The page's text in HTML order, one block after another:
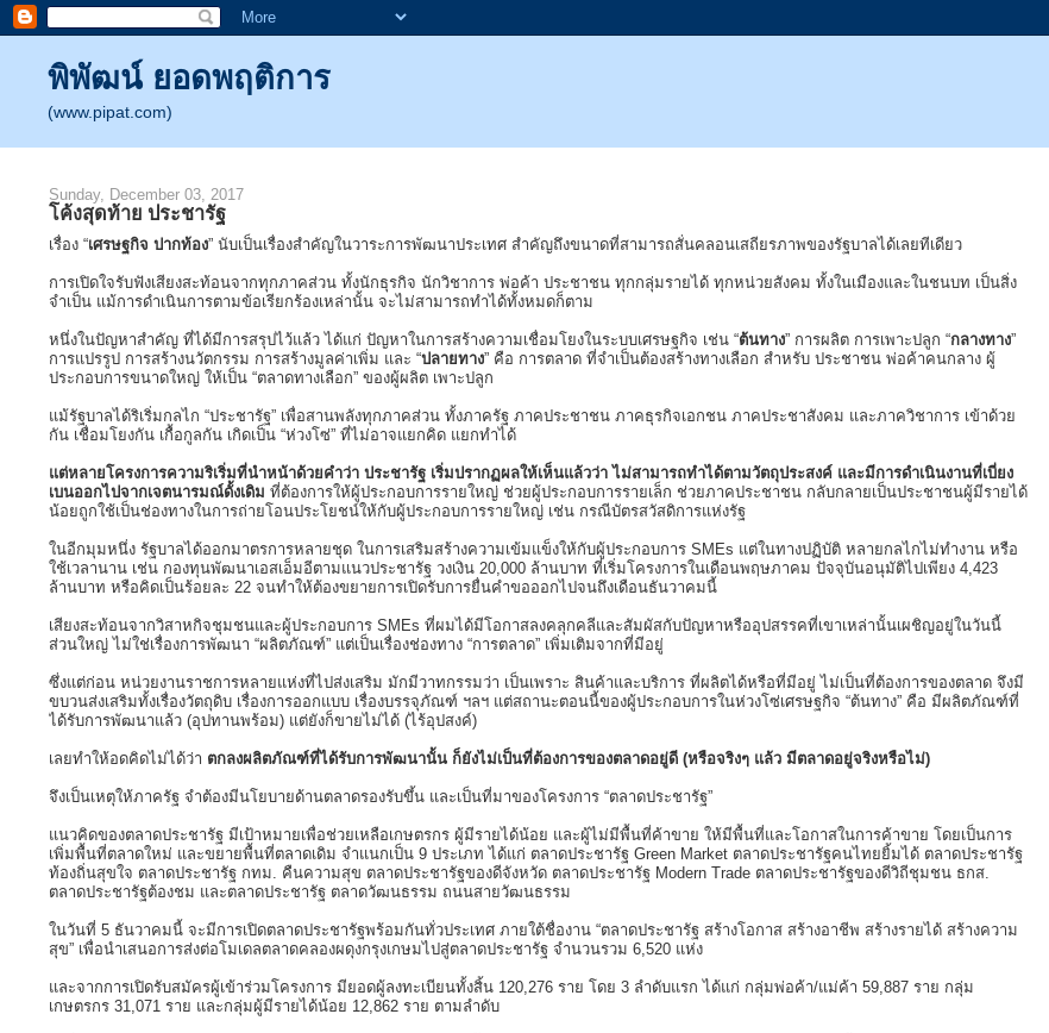
พิพัฒน์ ยอดพฤติการ
(www.pipat.com)
Sunday, December 03, 2017
โค้งสุดท้าย ประชารัฐ
เรื่อง “เศรษฐกิจ ปากท้อง” นับเป็นเรื่องสำคัญในวาระการพัฒนาประเทศ สำคัญถึงขนาดที่สามารถสั่นคลอนเสถียรภาพของรัฐบาลได้เลยทีเดียว
การเปิดใจรับฟังเสียงสะท้อนจากทุกภาคส่วน ทั้งนักธุรกิจ นักวิชาการ พ่อค้า ประชาชน ทุกกลุ่มรายได้ ทุกหน่วยสังคม ทั้งในเมืองและในชนบท เป็นสิ่ง
จำเป็น แม้การดำเนินการตามข้อเรียกร้องเหล่านั้น จะไม่สามารถทำได้ทั้งหมดก็ตาม
หนึ่งในปัญหาสำคัญ ที่ได้มีการสรุปไว้แล้ว ได้แก่ ปัญหาในการสร้างความเชื่อมโยงในระบบเศรษฐกิจ เช่น “ต้นทาง” การผลิต การเพาะปลูก “กลางทาง”
การแปรรูป การสร้างนวัตกรรม การสร้างมูลค่าเพิ่ม และ “ปลายทาง” คือ การตลาด ที่จำเป็นต้องสร้างทางเลือก สำหรับ ประชาชน พ่อค้าคนกลาง ผู้
ประกอบการขนาดใหญ่ ให้เป็น “ตลาดทางเลือก” ของผู้ผลิต เพาะปลูก
แม้รัฐบาลได้ริเริ่มกลไก “ประชารัฐ” เพื่อสานพลังทุกภาคส่วน ทั้งภาครัฐ ภาคประชาชน ภาคธุรกิจเอกชน ภาคประชาสังคม และภาควิชาการ เข้าด้วย
กัน เชื่อมโยงกัน เกื้อกูลกัน เกิดเป็น “ห่วงโซ่” ที่ไม่อาจแยกคิด แยกทำได้
แต่หลายโครงการความริเริ่มที่นำหน้าด้วยคำว่า ประชารัฐ เริ่มปรากฏผลให้เห็นแล้วว่า ไม่สามารถทำได้ตามวัตถุประสงค์ และมีการดำเนินงานที่เบี่ยง
เบนออกไปจากเจตนารมณ์ดั้งเดิม ที่ต้องการให้ผู้ประกอบการรายใหญ่ ช่วยผู้ประกอบการรายเล็ก ช่วยภาคประชาชน กลับกลายเป็นประชาชนผู้มีรายได้
น้อยถูกใช้เป็นช่องทางในการถ่ายโอนประโยชน์ให้กับผู้ประกอบการรายใหญ่ เช่น กรณีบัตรสวัสดิการแห่งรัฐ
ในอีกมุมหนึ่ง รัฐบาลได้ออกมาตรการหลายชุด ในการเสริมสร้างความเข้มแข็งให้กับผู้ประกอบการ SMEs แต่ในทางปฏิบัติ หลายกลไกไม่ทำงาน หรือ
ใช้เวลานาน เช่น กองทุนพัฒนาเอสเอ็มอีตามแนวประชารัฐ วงเงิน 20,000 ล้านบาท ที่เริ่มโครงการในเดือนพฤษภาคม ปัจจุบันอนุมัติไปเพียง 4,423
ล้านบาท หรือคิดเป็นร้อยละ 22 จนทำให้ต้องขยายการเปิดรับการยื่นคำขอออกไปจนถึงเดือนธันวาคมนี้
เสียงสะท้อนจากวิสาหกิจชุมชนและผู้ประกอบการ SMEs ที่ผมได้มีโอกาสลงคลุกคลีและสัมผัสกับปัญหาหรืออุปสรรคที่เขาเหล่านั้นเผชิญอยู่ในวันนี้
ส่วนใหญ่ ไม่ใช่เรื่องการพัฒนา “ผลิตภัณฑ์” แต่เป็นเรื่องช่องทาง “การตลาด” เพิ่มเติมจากที่มีอยู่
ซึ่งแต่ก่อน หน่วยงานราชการหลายแห่งที่ไปส่งเสริม มักมีวาทกรรมว่า เป็นเพราะ สินค้าและบริการ ที่ผลิตได้หรือที่มีอยู่ ไม่เป็นที่ต้องการของตลาด จึงมี
ขบวนส่งเสริมทั้งเรื่องวัตถุดิบ เรื่องการออกแบบ เรื่องบรรจุภัณฑ์ ฯลฯ แต่สถานะตอนนี้ของผู้ประกอบการในห่วงโซ่เศรษฐกิจ “ต้นทาง” คือ มีผลิตภัณฑ์ที่
ได้รับการพัฒนาแล้ว (อุปทานพร้อม) แต่ยังก็ขายไม่ได้ (ไร้อุปสงค์)
เลยทำให้อดคิดไม่ได้ว่า ตกลงผลิตภัณฑ์ที่ได้รับการพัฒนานั้น ก็ยังไม่เป็นที่ต้องการของตลาดอยู่ดี (หรือจริงๆ แล้ว มีตลาดอยู่จริงหรือไม่)
จึงเป็นเหตุให้ภาครัฐ จำต้องมีนโยบายด้านตลาดรองรับขึ้น และเป็นที่มาของโครงการ “ตลาดประชารัฐ”
แนวคิดของตลาดประชารัฐ มีเป้าหมายเพื่อช่วยเหลือเกษตรกร ผู้มีรายได้น้อย และผู้ไม่มีพื้นที่ค้าขาย ให้มีพื้นที่และโอกาสในการค้าขาย โดยเป็นการ
เพิ่มพื้นที่ตลาดใหม่ และขยายพื้นที่ตลาดเดิม จำแนกเป็น 9 ประเภท ได้แก่ ตลาดประชารัฐ Green Market ตลาดประชารัฐคนไทยยิ้มได้ ตลาดประชารัฐ
ท้องถิ่นสุขใจ ตลาดประชารัฐ กทม. คืนความสุข ตลาดประชารัฐของดีจังหวัด ตลาดประชารัฐ Modern Trade ตลาดประชารัฐของดีวิถีชุมชน ธกส.
ตลาดประชารัฐต้องชม และตลาดประชารัฐ ตลาดวัฒนธรรม ถนนสายวัฒนธรรม
ในวันที่ 5 ธันวาคมนี้ จะมีการเปิดตลาดประชารัฐพร้อมกันทั่วประเทศ ภายใต้ชื่องาน “ตลาดประชารัฐ สร้างโอกาส สร้างอาชีพ สร้างรายได้ สร้างความ
สุข” เพื่อนำเสนอการส่งต่อโมเดลตลาดคลองผดุงกรุงเกษมไปสู่ตลาดประชารัฐ จำนวนรวม 6,520 แห่ง
และจากการเปิดรับสมัครผู้เข้าร่วมโครงการ มียอดผู้ลงทะเบียนทั้งสิ้น 120,276 ราย โดย 3 ลำดับแรก ได้แก่ กลุ่มพ่อค้า/แม่ค้า 59,887 ราย กลุ่ม
เกษตรกร 31,071 ราย และกลุ่มผู้มีรายได้น้อย 12,862 ราย ตามลำดับ